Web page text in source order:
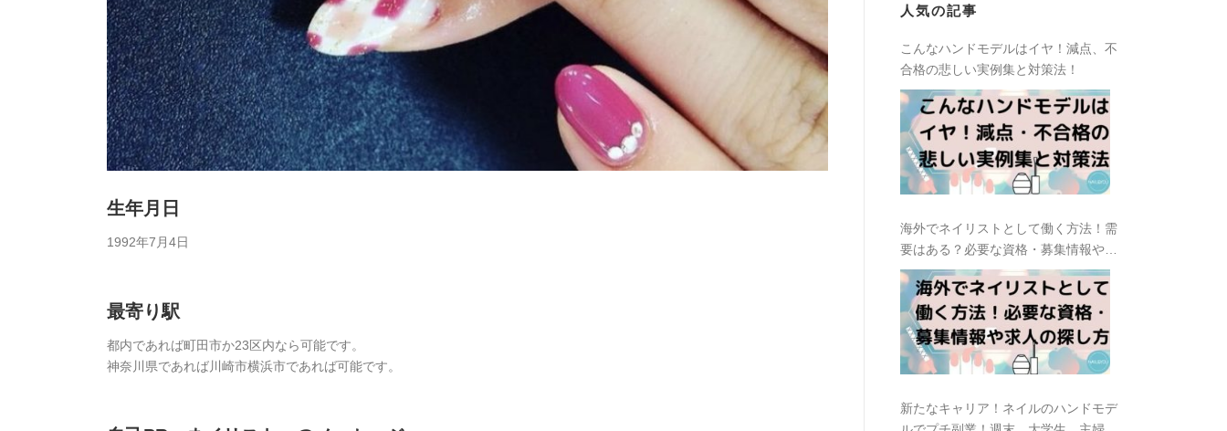
生年月日
1992年7月4日
最寄り駅
都内であれば町田市か23区内なら可能です。
神奈川県であれば川崎市横浜市であれば可能です。
人気の記事
こんなハンドモデルはイヤ！減点、不
合格の悲しい実例集と対策法！
海外でネイリストとして働く方法！需
要はある？必要な資格・募集情報や求
人の探し方
新たなキャリア！ネイルのハンドモデ